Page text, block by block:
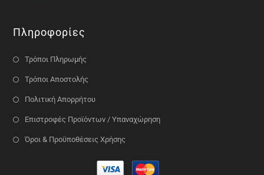
Πληροφορίες
Τρόποι Πληρωμής
Τρόποι Αποστολής
Πολιτική Απορρήτου
Επιστροφές Προϊόντων / Υπαναχώρηση
Όροι & Προϋποθέσεις Χρήσης